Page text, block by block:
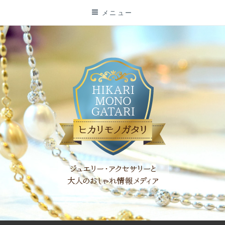
テ
ン
ツ
に
ス
キ
ッ
プ
メニュー
「ヒカリモノガタリ」は、ジュエリー・アクセサリーを愛し、コ
ーディネイトを楽しむ大人世代のためのWEBメディアです。 お
役立ち情報やコラムで大人のおしゃれを応援します。